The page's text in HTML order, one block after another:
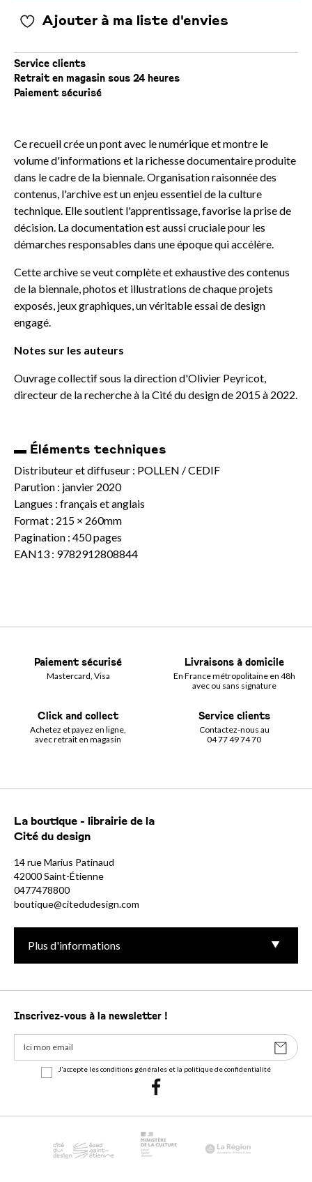
Ajouter à ma liste d'envies
Service clients
Retrait en magasin sous 24 heures
Paiement sécurisé
Ce recueil crée un pont avec le numérique et montre le
volume d'informations et la richesse documentaire produite
dans le cadre de la biennale. Organisation raisonnée des
contenus, l'archive est un enjeu essentiel de la culture
technique. Elle soutient l'apprentissage, favorise la prise de
décision. La documentation est aussi cruciale pour les
démarches responsables dans une époque qui accélère.
Cette archive se veut complète et exhaustive des contenus
de la biennale, photos et illustrations de chaque projets
exposés, jeux graphiques, un véritable essai de design
engagé.
Notes sur les auteurs
Ouvrage collectif sous la direction d'Olivier Peyricot,
directeur de la recherche à la Cité du design de 2015 à 2022.
▬ Éléments techniques
Distributeur et diffuseur : POLLEN / CEDIF
Parution : janvier 2020
Langues : français et anglais
Format : 215 × 260mm
Pagination : 450 pages
EAN13 : 9782912808844
Paiement sécurisé
Mastercard, Visa
Livraisons à domicile
En France métropolitaine en 48h
avec ou sans signature
Click and collect
Achetez et payez en ligne,
avec retrait en magasin
Service clients
Contactez-nous au
04 77 49 74 70
La boutique - librairie de la
Cité du design
14 rue Marius Patinaud
42000 Saint-Étienne
0477478800
boutique@citedudesign.com
Plus d'informations
Inscrivez-vous à la newsletter !
J'accepte les conditions générales et la politique de confidentialité